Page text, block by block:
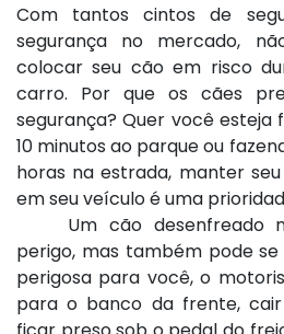
Com tantos cintos de
segurança no mercado,
colocar seu cão em risco
carro. Por que os cães
segurança? Quer você
10 minutos ao parque ou
horas na estrada, manter
em seu veículo é uma
Um cão desenfreado
perigo, mas também pode
perigosa para você, o
para o banco da frente,